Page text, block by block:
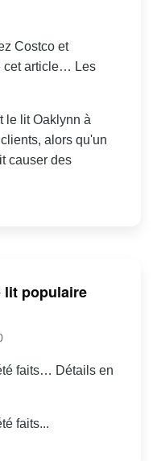
Costco et
cet article… Les
le lit Oaklynn à
alors qu'un
causer des
lit populaire
faits… Détails en
faits...